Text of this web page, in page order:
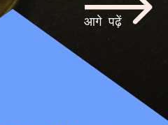
आगे पढ़ें